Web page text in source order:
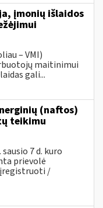
įmonių išlaidos
– VMI)
maitinimui
gali...
(naftos)
teikimu
7 d. kuro
prievolė
įregistruoti /